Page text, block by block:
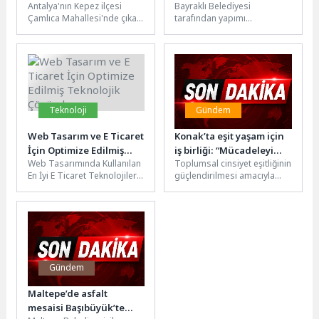
yangınına müdahale
Antalya'nın Kepez ilçesi
Çamlıca Mahallesi'nde çıkan
Büyükşehir Belediyesi
İtfaiyesi ve Orman Bölge...
Kompleksi Açılışı ve Araç
Filosu Tanıtımına
Katılacak
Bayraklı Belediyesi
tarafından yapımı
Spor Kompleksi hizmete
açılıyor. Sporun, yeşil alanın
ve...
Teknoloji
Web Tasarım ve E Ticaret
İçin Optimize Edilmiş
Teknolojik Çözümler
Web Tasarımında Kullanılan
En İyi E Ticaret Teknolojileri
ticaret siteleri için
kullanılan...
Gündem
Konak’ta eşit yaşam için
iş birliği: “Mücadeleyi
birlikte büyüteceğiz”
Toplumsal cinsiyet eşitliğinin
güçlendirilmesi amacıyla
Gündem
Maltepe’de asfalt
mesaisi Başıbüyük’te